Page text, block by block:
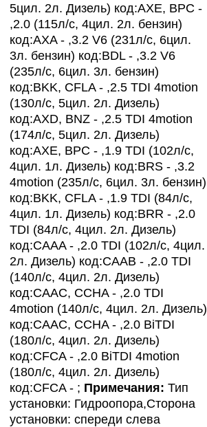
5цил. 2л. Дизель) код:AXE, BPC -
,2.0 (115л/с, 4цил. 2л. бензин)
код:AXA - ,3.2 V6 (231л/с, 6цил.
3л. бензин) код:BDL - ,3.2 V6
(235л/с, 6цил. 3л. бензин)
код:BKK, CFLA - ,2.5 TDI 4motion
(130л/с, 5цил. 2л. Дизель)
код:AXD, BNZ - ,2.5 TDI 4motion
(174л/с, 5цил. 2л. Дизель)
код:AXE, BPC - ,1.9 TDI (102л/с,
4цил. 1л. Дизель) код:BRS - ,3.2
4motion (235л/с, 6цил. 3л. бензин)
код:BKK, CFLA - ,1.9 TDI (84л/с,
4цил. 1л. Дизель) код:BRR - ,2.0
TDI (84л/с, 4цил. 2л. Дизель)
код:CAAA - ,2.0 TDI (102л/с, 4цил.
2л. Дизель) код:CAAB - ,2.0 TDI
(140л/с, 4цил. 2л. Дизель)
код:CAAC, CCHA - ,2.0 TDI
4motion (140л/с, 4цил. 2л. Дизель)
код:CAAC, CCHA - ,2.0 BiTDI
(180л/с, 4цил. 2л. Дизель)
код:CFCA - ,2.0 BiTDI 4motion
(180л/с, 4цил. 2л. Дизель)
код:CFCA - ; Примечания: Тип
установки: Гидроопора,Сторона
установки: спереди слева